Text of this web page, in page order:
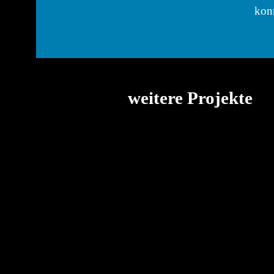
weitere Projekte